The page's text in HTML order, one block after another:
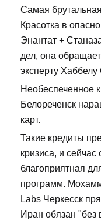
Самая
Красотка в
Энантат +
дел, она
эксперту Хаббелу
Необеспеченное
Белореченск
карт.
Такие кредиты
кризиса, и
благоприятная
программ.
Labs Черкесск
Иран обязан "без